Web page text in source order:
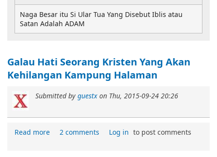
Galau Hati Seorang Kristen Yang Akan
Kehilangan Kampung Halaman
Submitted by guestx on Thu, 2015-09-24 20:26
Read more 2 comments Log in to post comments
Naga Besar itu Si Ular Tua Yang Disebut Iblis atau
Satan Adalah ADAM